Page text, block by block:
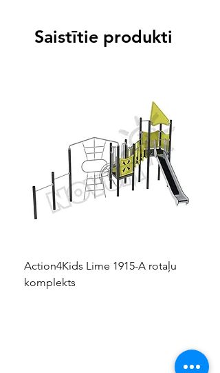
Saistītie produkti
Action4Kids Lime 1915-A rotaļu
komplekts